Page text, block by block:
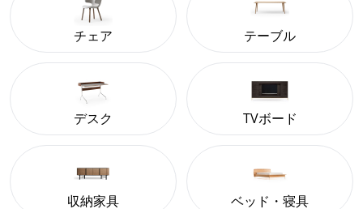
チェア テーブル
デスク TVボード
収納家具 ベッド・寝具